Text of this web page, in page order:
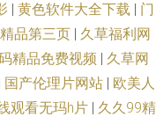
国产TS伪娘 亚洲精品99久
区 91免费在线免费观看视频
| 黄色软件大全下载 | 门
品第三页 | 久草福利网
精品免费视频 | 久草网
国产伦理片网站 | 欧美人
观看无玛h片 | 久久99精